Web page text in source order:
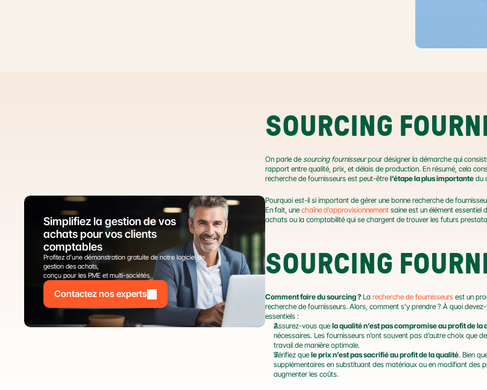
Simplifiez la gestion de vos
achats pour vos clients
comptables
Profitez d’une démonstration gratuite de notre logiciel de
gestion des achats,
conçu pour les PME et multi-sociétés.
Contactez nos experts
SOURCING
On parle de sourcing fournisseur pour désigner la démarche qui
rapport entre qualité, prix, et délais de production. En résumé, cela
recherche de fournisseurs est peut-être l’étape la plus importante du
Pourquoi est-il si important de gérer une bonne recherche de
En fait, une chaîne d’approvisionnement saine est un élément essentiel
achats ou la comptabilité qui se chargent de trouver les futurs
SOURCING
Comment faire du sourcing ? La recherche de fournisseurs est un
recherche de fournisseurs. Alors, comment s’y prendre ? À quoi
essentiels :
Assurez-vous que la qualité n’est pas compromise au profit de la
nécessaires. Les fournisseurs n’ont souvent pas d’autre choix que
travail de manière optimale.
Vérifiez que le prix n’est pas sacrifié au profit de la qualité. Bien
supplémentaires en substituant des matériaux ou en modifiant des
augmenter les coûts.